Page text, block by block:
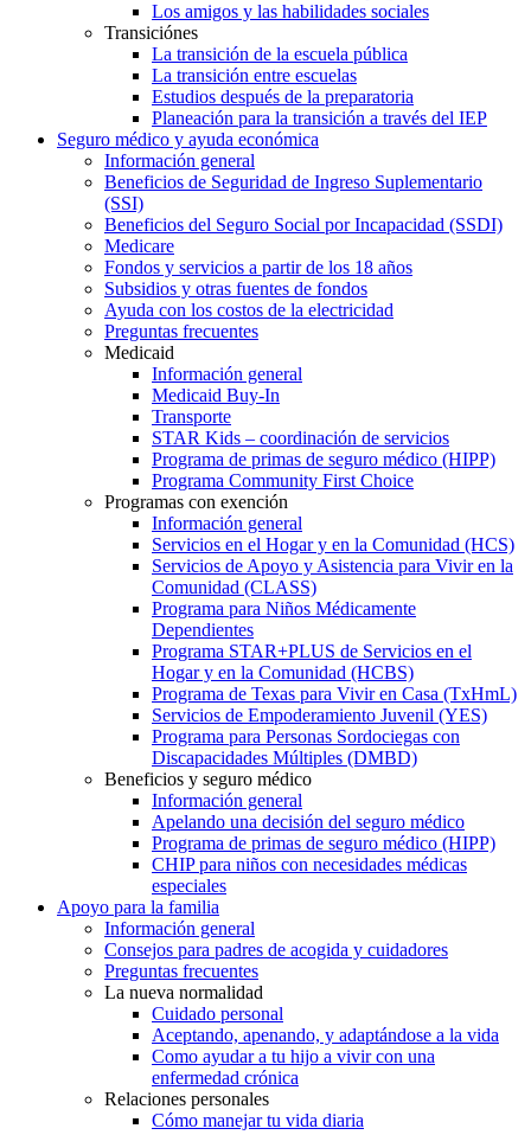
Los amigos y las habilidades sociales
Transiciónes
La transición de la escuela pública
La transición entre escuelas
Estudios después de la preparatoria
Planeación para la transición a través del IEP
Seguro médico y ayuda económica
Información general
Beneficios de Seguridad de Ingreso Suplementario
(SSI)
Beneficios del Seguro Social por Incapacidad (SSDI)
Medicare
Fondos y servicios a partir de los 18 años
Subsidios y otras fuentes de fondos
Ayuda con los costos de la electricidad
Preguntas frecuentes
Medicaid
Información general
Medicaid Buy-In
Transporte
STAR Kids – coordinación de servicios
Programa de primas de seguro médico (HIPP)
Programa Community First Choice
Programas con exención
Información general
Servicios en el Hogar y en la Comunidad (HCS)
Servicios de Apoyo y Asistencia para Vivir en la
Comunidad (CLASS)
Programa para Niños Médicamente
Dependientes
Programa STAR+PLUS de Servicios en el
Hogar y en la Comunidad (HCBS)
Programa de Texas para Vivir en Casa (TxHmL)
Servicios de Empoderamiento Juvenil (YES)
Programa para Personas Sordociegas con
Discapacidades Múltiples (DMBD)
Beneficios y seguro médico
Información general
Apelando una decisión del seguro médico
Programa de primas de seguro médico (HIPP)
CHIP para niños con necesidades médicas
especiales
Apoyo para la familia
Información general
Consejos para padres de acogida y cuidadores
Preguntas frecuentes
La nueva normalidad
Cuidado personal
Aceptando, apenando, y adaptándose a la vida
Como ayudar a tu hijo a vivir con una
enfermedad crónica
Relaciones personales
Cómo manejar tu vida diaria